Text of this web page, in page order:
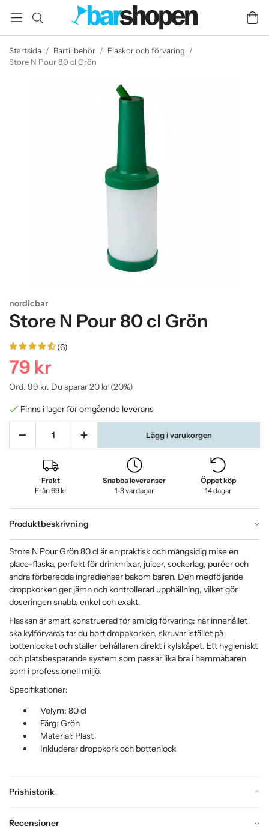
Startsida / Bartillbehör / Flaskor och förvaring /
Store N Pour 80 cl Grön
nordicbar
Store N Pour 80 cl Grön
(6)
79 kr
Ord. 99 kr. Du sparar20 kr (20%)
Finns i lager för omgående leverans
Lägg i varukorgen
Frakt
Från 69 kr
Snabba leveranser
1-3 vardagar
Öppet köp
14 dagar
Produktbeskrivning
Prishistorik
Recensioner
Store N Pour Grön 80 cl är en praktisk och mångsidig mise en
place-flaska, perfekt för drinkmixar, juicer, sockerlag, puréer och
andra förberedda ingredienser bakom baren. Den medföljande
droppkorken ger jämn och kontrollerad upphällning, vilket gör
doseringen snabb, enkel och exakt.
Flaskan är smart konstruerad för smidig förvaring: när innehållet
ska kylförvaras tar du bort droppkorken, skruvar istället på
bottenlocket och ställer behållaren direkt i kylskåpet. Ett hygieniskt
och platsbesparande system som passar lika bra i hemmabaren
som i professionell miljö.
Specifikationer:
Volym: 80 cl
Färg: Grön
Material: Plast
Inkluderar droppkork och bottenlock